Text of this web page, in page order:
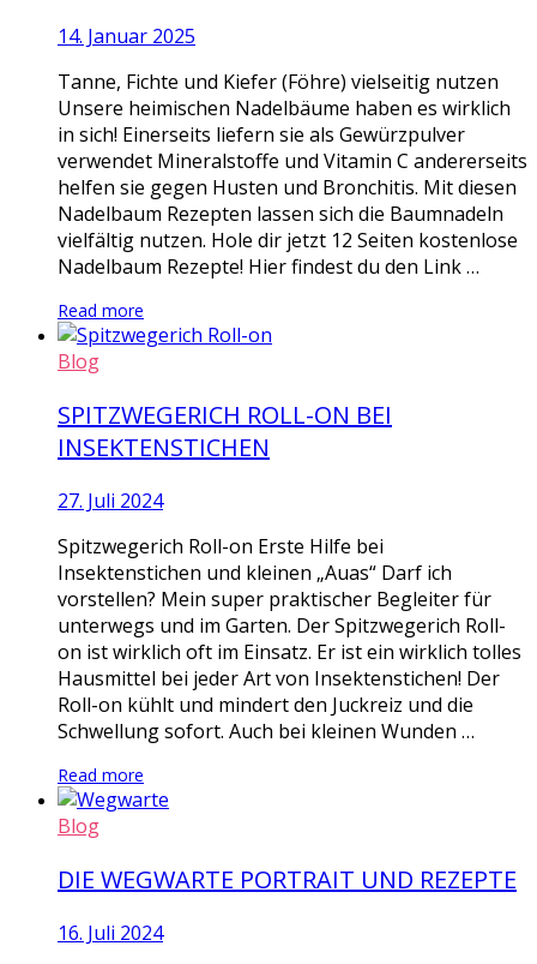
14. Januar 2025
Tanne, Fichte und Kiefer (Föhre) vielseitig nutzen
Unsere heimischen Nadelbäume haben es wirklich
in sich! Einerseits liefern sie als Gewürzpulver
verwendet Mineralstoffe und Vitamin C andererseits
helfen sie gegen Husten und Bronchitis. Mit diesen
Nadelbaum Rezepten lassen sich die Baumnadeln
vielfältig nutzen. Hole dir jetzt 12 Seiten kostenlose
Nadelbaum Rezepte! Hier findest du den Link …
Read more
Blog
SPITZWEGERICH ROLL-ON BEI
INSEKTENSTICHEN
27. Juli 2024
Spitzwegerich Roll-on Erste Hilfe bei
Insektenstichen und kleinen „Auas“ Darf ich
vorstellen? Mein super praktischer Begleiter für
unterwegs und im Garten. Der Spitzwegerich Roll-
on ist wirklich oft im Einsatz. Er ist ein wirklich tolles
Hausmittel bei jeder Art von Insektenstichen! Der
Roll-on kühlt und mindert den Juckreiz und die
Schwellung sofort. Auch bei kleinen Wunden …
Read more
Blog
DIE WEGWARTE PORTRAIT UND REZEPTE
16. Juli 2024